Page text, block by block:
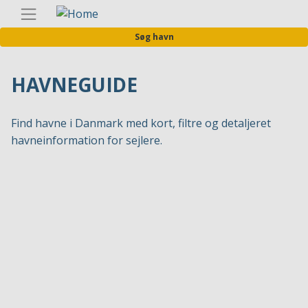
til
hovedindhold
Søg havn
HAVNEGUIDE
Find havne i Danmark med kort, filtre og detaljeret
havneinformation for sejlere.